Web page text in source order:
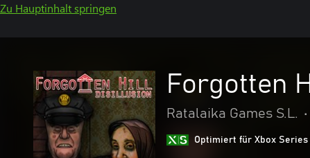
Zu Hauptinhalt springen
Forgotten
Ratalaika Games S.L. •
Optimiert für Xbox Series